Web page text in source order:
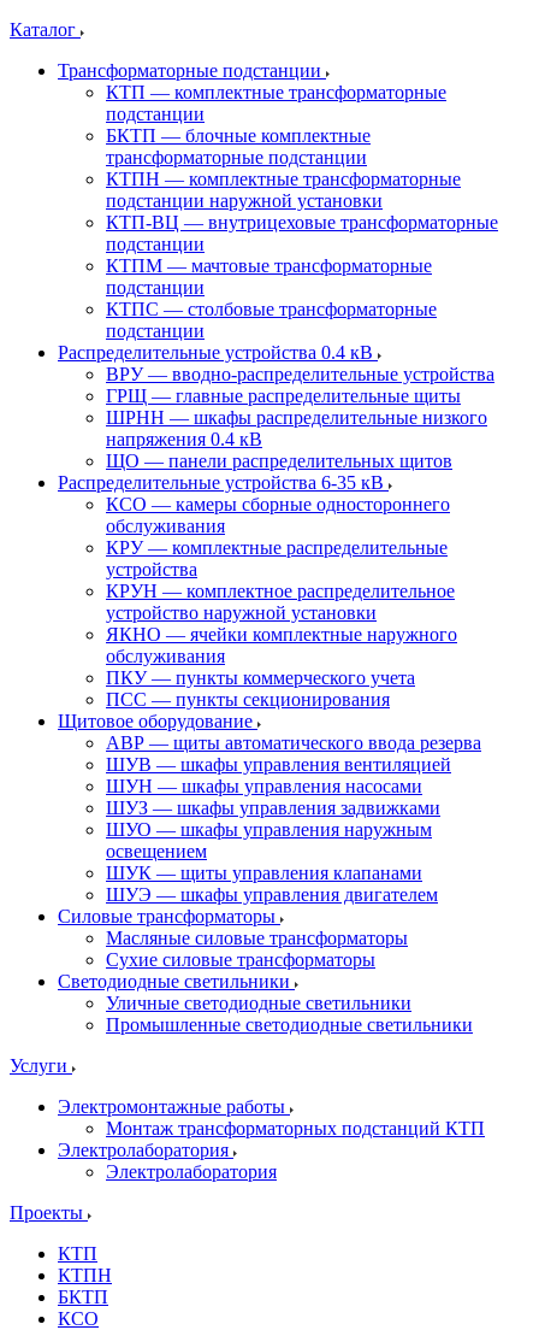
Каталог
Трансформаторные подстанции
КТП — комплектные трансформаторные
подстанции
БКТП — блочные комплектные
трансформаторные подстанции
КТПН — комплектные трансформаторные
подстанции наружной установки
КТП-ВЦ — внутрицеховые трансформаторные
подстанции
КТПМ — мачтовые трансформаторные
подстанции
КТПС — столбовые трансформаторные
подстанции
Распределительные устройства 0.4 кВ
ВРУ — вводно-распределительные устройства
ГРЩ — главные распределительные щиты
ШРНН — шкафы распределительные низкого
напряжения 0.4 кВ
ЩО — панели распределительных щитов
Распределительные устройства 6-35 кВ
КСО — камеры сборные одностороннего
обслуживания
КРУ — комплектные распределительные
устройства
КРУН — комплектное распределительное
устройство наружной установки
ЯКНО — ячейки комплектные наружного
обслуживания
ПКУ — пункты коммерческого учета
ПСС — пункты секционирования
Щитовое оборудование
АВР — щиты автоматического ввода резерва
ШУВ — шкафы управления вентиляцией
ШУН — шкафы управления насосами
ШУЗ — шкафы управления задвижками
ШУО — шкафы управления наружным
освещением
ШУК — щиты управления клапанами
ШУЭ — шкафы управления двигателем
Силовые трансформаторы
Масляные силовые трансформаторы
Сухие силовые трансформаторы
Светодиодные светильники
Уличные светодиодные светильники
Промышленные светодиодные светильники
Услуги
Электромонтажные работы
Монтаж трансформаторных подстанций КТП
Электролаборатория
Электролаборатория
Проекты
КТП
КТПН
БКТП
КСО